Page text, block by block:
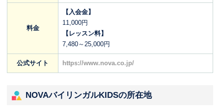
料金
【入会金】
11,000円
【レッスン料】
7,480～25,000円
公式サイト https://www.nova.co.jp/
NOVAバイリンガルKIDSの所在地